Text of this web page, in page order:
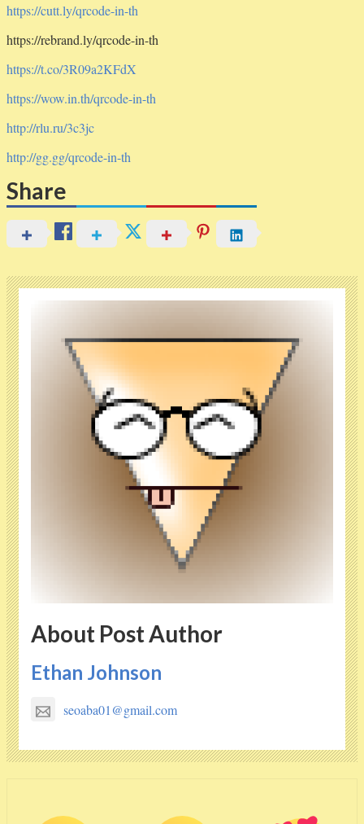
https://cutt.ly/qrcode-in-th
https://rebrand.ly/qrcode-in-th
https://t.co/3R09a2KFdX
https://wow.in.th/qrcode-in-th
http://rlu.ru/3c3jc
http://gg.gg/qrcode-in-th
Share
About Post Author
Ethan Johnson
seoaba01@gmail.com